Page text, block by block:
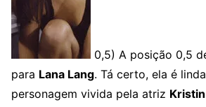
0,5) A posição 0,5
para Lana Lang. Tá certo, ela é
personagem vivida pela atriz